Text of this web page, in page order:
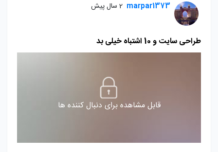
marpar1373 2 سال پیش
طراحی سایت و 10 اشتباه خیلی بد
قابل مشاهده برای دنبال کننده ها